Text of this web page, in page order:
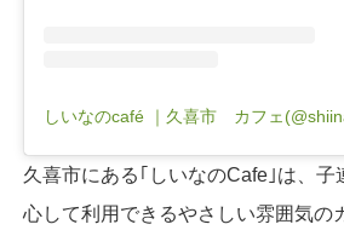
久喜市にある｢しいなのCafe｣は、子
心して利用できるやさしい雰囲気の